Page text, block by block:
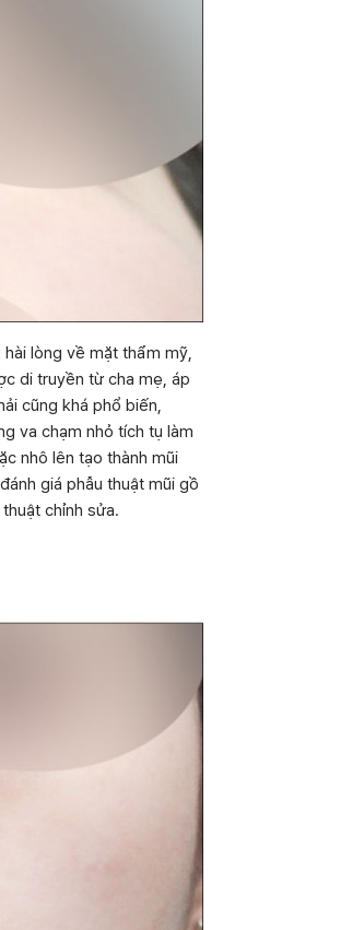
lòng về mặt thẩm mỹ,
di truyền từ cha mẹ, áp
cũng khá phổ biến,
va chạm nhỏ tích tụ làm
nhô lên tạo thành mũi
giá phẫu thuật mũi gồ
chỉnh sửa.